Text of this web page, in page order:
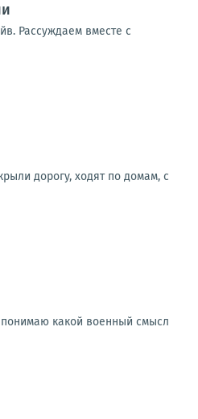
Рассуждаем вместе с
дорогу, ходят по домам, с
какой военный смысл